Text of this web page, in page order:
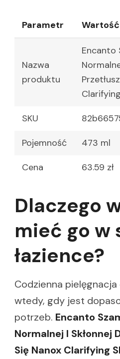
Parametr Wartość
Nazwa
produktu
Encanto
SKU
Pojemność 473 ml
Cena 63.59 zł
Dlaczego
mieć go w
łazience?
Codzienna pielęgnacja
wtedy, gdy jest
potrzeb. Encanto
Normalnej I Skłonnej
Się Nanox Clarifying